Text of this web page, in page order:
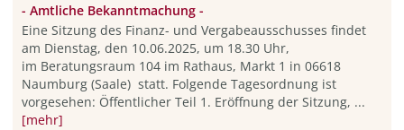
- Amtliche Bekanntmachung -
Eine Sitzung des Finanz- und Vergabeausschusses findet
am Dienstag, den 10.06.2025, um 18.30 Uhr,
im Beratungsraum 104 im Rathaus, Markt 1 in 06618
Naumburg (Saale) statt. Folgende Tagesordnung ist
vorgesehen: Öffentlicher Teil 1. Eröffnung der Sitzung, ...
[mehr]